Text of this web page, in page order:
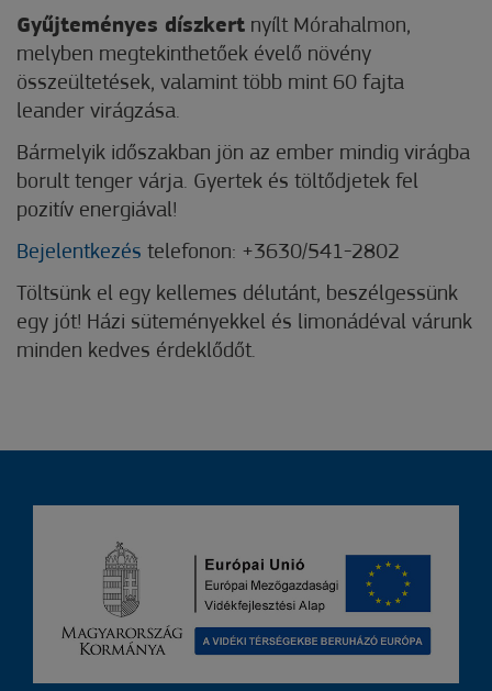
Gyűjteményes díszkert nyílt Mórahalmon,
melyben megtekinthetőek évelő növény
összeültetések, valamint több mint 60 fajta
leander virágzása.
Bármelyik időszakban jön az ember mindig virágba
borult tenger várja. Gyertek és töltődjetek fel
pozitív energiával!
Bejelentkezés telefonon: +3630/541-2802
Töltsünk el egy kellemes délutánt, beszélgessünk
egy jót! Házi süteményekkel és limonádéval várunk
minden kedves érdeklődőt.